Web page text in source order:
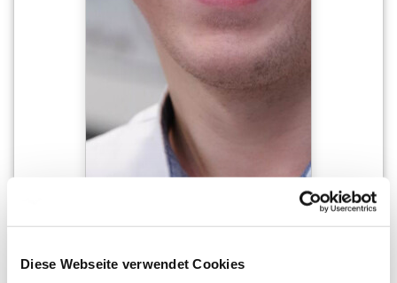
Diese Webseite verwendet Cookies
KEVIN KRUPPA
Verkaufsberater